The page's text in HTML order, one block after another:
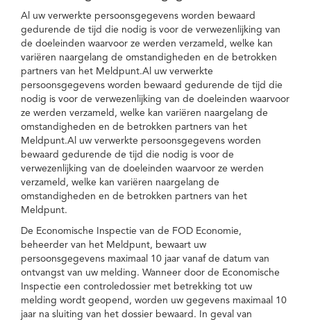
Al uw verwerkte persoonsgegevens worden bewaard
gedurende de tijd die nodig is voor de verwezenlijking van
de doeleinden waarvoor ze werden verzameld, welke kan
variëren naargelang de omstandigheden en de betrokken
partners van het Meldpunt.Al uw verwerkte
persoonsgegevens worden bewaard gedurende de tijd die
nodig is voor de verwezenlijking van de doeleinden waarvoor
ze werden verzameld, welke kan variëren naargelang de
omstandigheden en de betrokken partners van het
Meldpunt.Al uw verwerkte persoonsgegevens worden
bewaard gedurende de tijd die nodig is voor de
verwezenlijking van de doeleinden waarvoor ze werden
verzameld, welke kan variëren naargelang de
omstandigheden en de betrokken partners van het
Meldpunt.
De Economische Inspectie van de FOD Economie,
beheerder van het Meldpunt, bewaart uw
persoonsgegevens maximaal 10 jaar vanaf de datum van
ontvangst van uw melding. Wanneer door de Economische
Inspectie een controledossier met betrekking tot uw
melding wordt geopend, worden uw gegevens maximaal 10
jaar na sluiting van het dossier bewaard. In geval van